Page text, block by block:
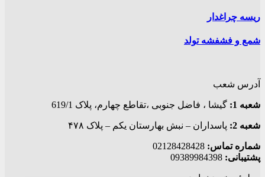
ریسه چراغدار
شمع و فشفشه تولد
آدرس شعب
شعبه 1: گيشا ، فاضل جنوبی ،تقاطع چهارم، پلاک 619/1
شعبه 2: پاسداران – نبش بهارستان یکم – پلاک ۴۷۸
شماره تماس:
پشتیبانی: